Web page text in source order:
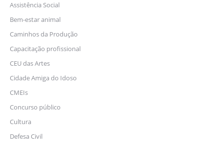
Assistência Social
Bem-estar animal
Caminhos da Produção
Capacitação profissional
CEU das Artes
Cidade Amiga do Idoso
CMEIs
Concurso público
Cultura
Defesa Civil